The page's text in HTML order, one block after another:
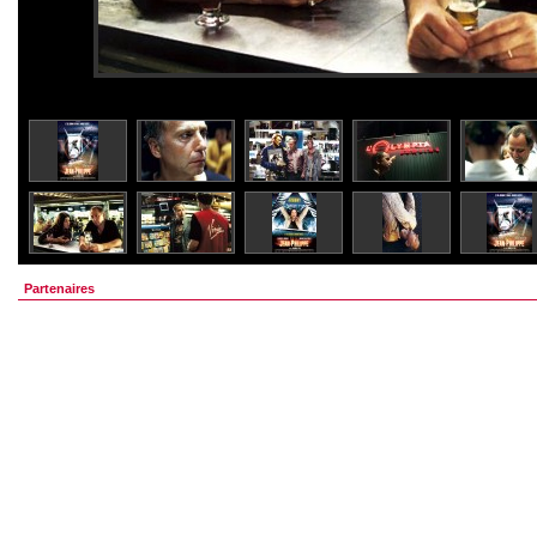
Partenaires